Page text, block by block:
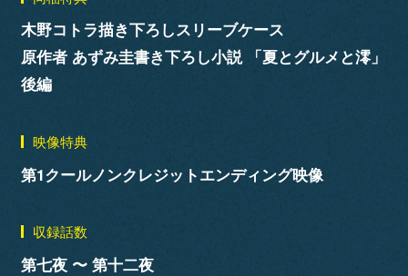
木野コトラ描き下ろしスリーブケース
原作者 あずみ圭書き下ろし小説 「夏とグルメと澪」
後編
映像特典
第1クールノンクレジットエンディング映像
収録話数
第七夜 〜 第十二夜